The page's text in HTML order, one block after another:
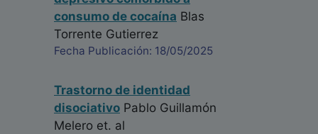
consumo de cocaína Blas
Torrente Gutierrez
Fecha Publicación: 18/05/2025
Trastorno de identidad
disociativo Pablo Guillamón
Melero et. al